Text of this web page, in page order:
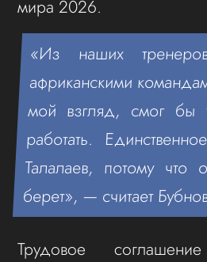
мира 2026.
«Из наших
африканскими
мой взгляд, смог бы
работать.
Талалаев, потому
берет», — считает
Трудовое